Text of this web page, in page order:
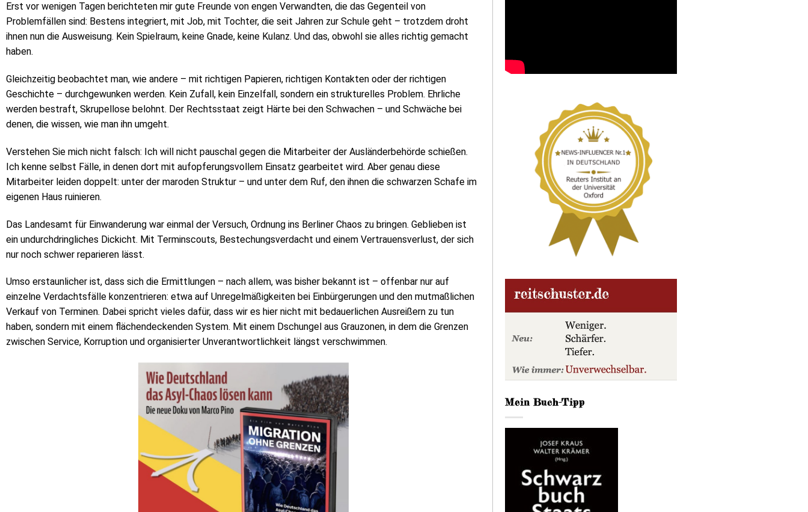
Erst vor wenigen Tagen berichteten mir gute Freunde von engen Verwandten, die das Gegenteil von
Problemfällen sind: Bestens integriert, mit Job, mit Tochter, die seit Jahren zur Schule geht – trotzdem droht
ihnen nun die Ausweisung. Kein Spielraum, keine Gnade, keine Kulanz. Und das, obwohl sie alles richtig gemacht
haben.
Gleichzeitig beobachtet man, wie andere – mit richtigen Papieren, richtigen Kontakten oder der richtigen
Geschichte – durchgewunken werden. Kein Zufall, kein Einzelfall, sondern ein strukturelles Problem. Ehrliche
werden bestraft, Skrupellose belohnt. Der Rechtsstaat zeigt Härte bei den Schwachen – und Schwäche bei
denen, die wissen, wie man ihn umgeht.
Verstehen Sie mich nicht falsch: Ich will nicht pauschal gegen die Mitarbeiter der Ausländerbehörde schießen.
Ich kenne selbst Fälle, in denen dort mit aufopferungsvollem Einsatz gearbeitet wird. Aber genau diese
Mitarbeiter leiden doppelt: unter der maroden Struktur – und unter dem Ruf, den ihnen die schwarzen Schafe im
eigenen Haus ruinieren.
Das Landesamt für Einwanderung war einmal der Versuch, Ordnung ins Berliner Chaos zu bringen. Geblieben ist
ein undurchdringliches Dickicht. Mit Terminscouts, Bestechungsverdacht und einem Vertrauensverlust, der sich
nur noch schwer reparieren lässt.
Umso erstaunlicher ist, dass sich die Ermittlungen – nach allem, was bisher bekannt ist – offenbar nur auf
einzelne Verdachtsfälle konzentrieren: etwa auf Unregelmäßigkeiten bei Einbürgerungen und den mutmaßlichen
Verkauf von Terminen. Dabei spricht vieles dafür, dass wir es hier nicht mit bedauerlichen Ausreißern zu tun
haben, sondern mit einem flächendeckenden System. Mit einem Dschungel aus Grauzonen, in dem die Grenzen
zwischen Service, Korruption und organisierter Unverantwortlichkeit längst verschwimmen.
Mein Buch-Tipp